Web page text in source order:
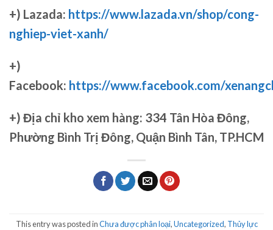
+) Lazada: https://www.lazada.vn/shop/cong-
nghiep-viet-xanh/
+)
Facebook: https://www.facebook.com/
+) Địa chỉ kho xem hàng: 334 Tân Hòa Đông,
Phường Bình Trị Đông, Quận Bình Tân, TP.HCM
This entry was posted inChưa được phân loại,Uncategorized, Thủy lực